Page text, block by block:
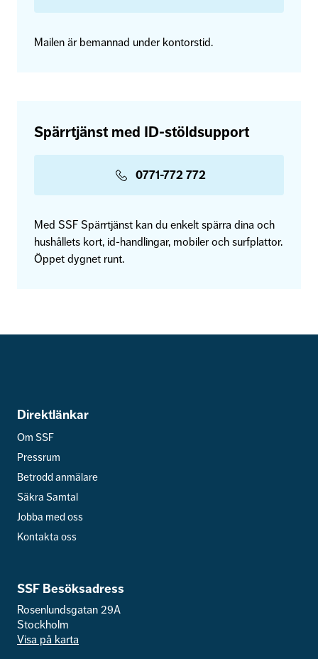
Mailen är bemannad under kontorstid.
Spärrtjänst med ID-stöldsupport
0771-772 772
Med SSF Spärrtjänst kan du enkelt spärra dina och
hushållets kort, id-handlingar, mobiler och surfplattor.
Öppet dygnet runt.
Direktlänkar
Om SSF
Pressrum
Betrodd anmälare
Säkra Samtal
Jobba med oss
Kontakta oss
SSF Besöksadress
Rosenlundsgatan 29A
Stockholm
Visa på karta